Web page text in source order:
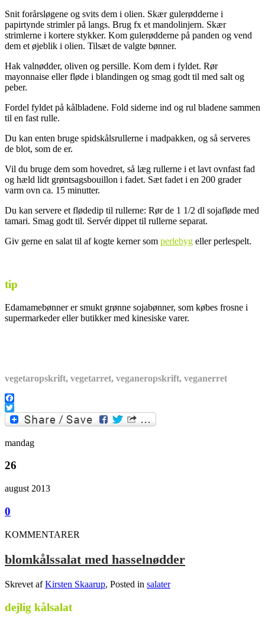
Snit forårsløgene og svits dem i olien. Skær gulerødderne i
papirtynde strimler på langs. Brug fx et mandolinjern. Skær
strimlerne i kortere stykker. Kom gulerødderne på panden og vend
dem et øjeblik i olien. Tilsæt de valgte bønner.
Hak valnødder, oliven og persille. Kom dem i fyldet. Rør
mayonnaise eller fløde i blandingen og smag godt til med salt og
peber.
Fordel fyldet på kålbladene. Fold siderne ind og rul bladene sammen
til en fast rulle.
Du kan enten bruge spidskålsrullerne i madpakken, og så serveres
de blot, som de er.
Vil du bruge dem som hovedret, så læg rullerne i et lavt ovnfast fad
og hæld lidt grøntsagsbouillon i fadet. Sæt fadet i en 200 grader
varm ovn ca. 15 minutter.
Du kan servere et flødedip til rullerne: Rør de 1 1/2 dl sojafløde med
tamari. Smag godt til. Servér dippet til rullerne separat.
Giv gerne en salat til af kogte kerner som perlebyg eller perlespelt.
tip
Edamamebønner er smukt grønne sojabønner, som købes frosne i
supermarkeder eller butikker med kinesiske varer.
vegetaropskrift, vegetarret, veganeropskrift, veganerret
Facebook
Twitter
mandag
26
august 2013
0
KOMMENTARER
blomkålssalat med hasselnødder
Skrevet afKirsten Skaarup, Posted in salater
dejlig kålsalat